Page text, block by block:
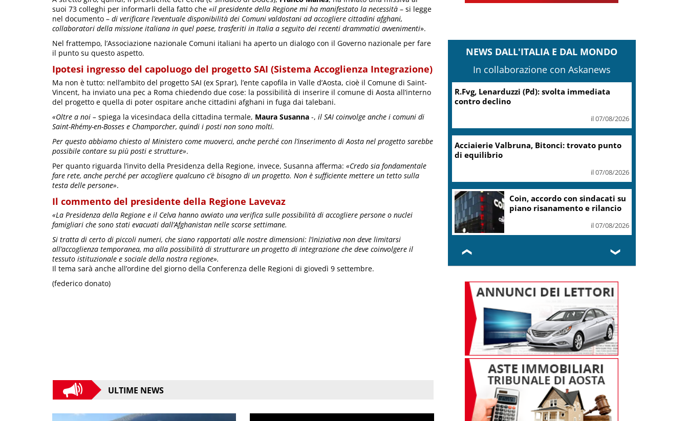
suoi 73 colleghi per informarli della fatto che «il presidente della Regione mi ha manifestato la necessità – si legge
nel documento – di verificare l’eventuale disponibilità dei Comuni valdostani ad accogliere cittadini afghani,
collaboratori della missione italiana in quel paese, trasferiti in Italia a seguito dei recenti drammatici avvenimenti».
Nel frattempo, l’Associazione nazionale Comuni italiani ha aperto un dialogo con il Governo nazionale per fare
il punto su questo aspetto.
Ipotesi ingresso del capoluogo del progetto SAI (Sistema Accoglienza Integrazione)
Ma non è tutto: nell’ambito del progetto SAI (ex Sprar), l’ente capofila in Valle d’Aosta, cioè il Comune di Saint-
Vincent, ha inviato una pec a Roma chiedendo due cose: la possibilità di inserire il comune di Aosta all’interno
del progetto e quella di poter ospitare anche cittadini afghani in fuga dai talebani.
«Oltre a noi – spiega la vicesindaca della cittadina termale, Maura Susanna -, il SAI coinvolge anche i comuni di
Saint-Rhémy-en-Bosses e Champorcher, quindi i posti non sono molti.
Per questo abbiamo chiesto al Ministero come muoverci, anche perché con l’inserimento di Aosta nel progetto sarebbe
possibile contare su più posti e strutture».
Per quanto riguarda l’invito della Presidenza della Regione, invece, Susanna afferma: «Credo sia fondamentale
fare rete, anche perché per accogliere qualcuno c’è bisogno di un progetto. Non è sufficiente mettere un tetto sulla
testa delle persone».
Il commento del presidente della Regione Lavevaz
«La Presidenza della Regione e il Celva hanno avviato una verifica sulle possibilità di accogliere persone o nuclei
famigliari che sono stati evacuati dall’Afghanistan nelle scorse settimane.
Si tratta di certo di piccoli numeri, che siano rapportati alle nostre dimensioni: l’iniziativa non deve limitarsi
all’accoglienza temporanea, ma alla possibilità di strutturare un progetto di integrazione che deve coinvolgere il
tessuto istituzionale e sociale della nostra regione».
Il tema sarà anche all’ordine del giorno della Conferenza delle Regioni di giovedì 9 settembre.
(federico donato)
ULTIME NEWS
NEWS DALL'ITALIA E DAL MONDO
In collaborazione con Askanews
R.Fvg, Lenarduzzi (Pd): svolta immediata
contro declino
il 07/08/2026
Acciaierie Valbruna, Bitonci: trovato punto
di equilibrio
il 07/08/2026
Coin, accordo con sindacati su
piano risanamento e rilancio
il 07/08/2026
❮ ❯